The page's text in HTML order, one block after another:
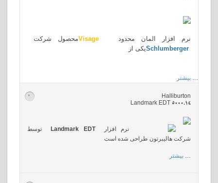
نرم افزار المان محدود Visageمحصول شرکت
Schlumbergerیکی از
… بیشتر
Halliburton
Landmark EDT 5000.14
>
نرم افزارLandmark EDT
توسط
شرکت هالیبرتون طراحی شده است
… بیشتر